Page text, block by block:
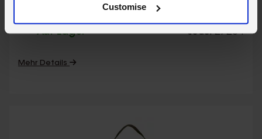
Customise
Messing 15X10cm
Auf Lager Code: 27204
Mehr Details